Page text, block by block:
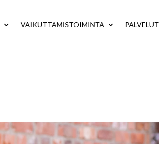
VAIKUTTAMISTOIMINTA PALVELUT